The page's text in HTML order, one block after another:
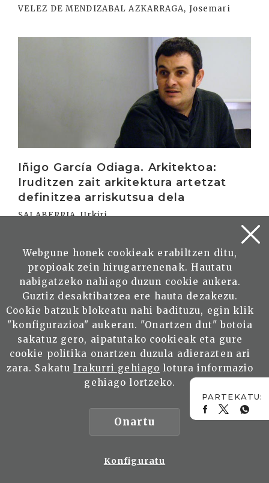
VELEZ DE MENDIZABAL AZKARRAGA, Josemari
Iñigo García Odiaga. Arkitektoa:
Iruditzen zait arkitektura artetzat
definitzea arriskutsua dela
SALABERRIA, Urkiri
Karmele Artetxe Sanchez.
Historialaria: Nahiko fenomeno
normala da unibertsitatean egotea
eta lukuru asmorik gabeko
erakundeetan parte-hartzea
Irakurri
Webgune honek cookieak erabiltzen ditu,
propioak zein hirugarrenenak. Hautatu
nabigatzeko nahiago duzun cookie aukera.
Guztiz desaktibatzea ere hauta dezakezu.
Cookie batzuk blokeatu nahi badituzu, egin klik
"konfigurazioa" aukeran. "Onartzen dut" botoia
sakatuz gero, aipatutako cookieak eta gure
cookie politika onartzen duzula adierazten ari
zara. SakatuIrakurri gehiago lotura informazio
gehiago lortzeko.
Onartu
Konfiguratu